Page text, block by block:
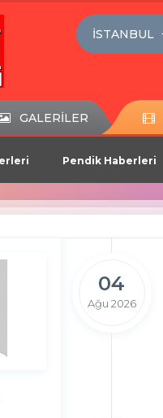
İSTANBUL
GALERİLER
Pendik Haberleri
04
Ağu 2026